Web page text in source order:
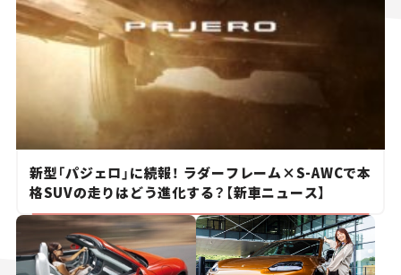
新型「パジェロ」に続報！ ラダーフレーム×S-AWCで本
格SUVの走りはどう進化する？【新車ニュース】